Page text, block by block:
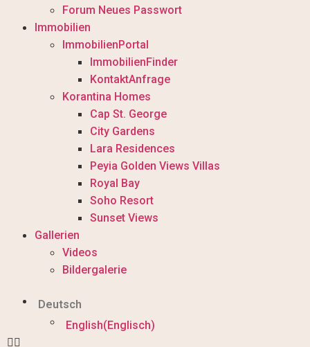
Forum Neues Passwort
Immobilien
ImmobilienPortal
ImmobilienFinder
KontaktAnfrage
Korantina Homes
Cap St. George
City Gardens
Lara Residences
Peyia Golden Views Villas
Royal Bay
Soho Resort
Sunset Views
Gallerien
Videos
Bildergalerie
Deutsch
English(Englisch)